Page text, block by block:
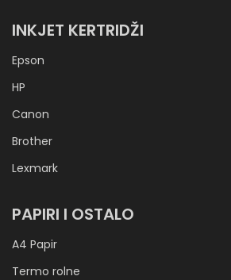
INKJET KERTRIDŽI
Epson
HP
Canon
Brother
Lexmark
PAPIRI I OSTALO
A4 Papir
Termo rolne